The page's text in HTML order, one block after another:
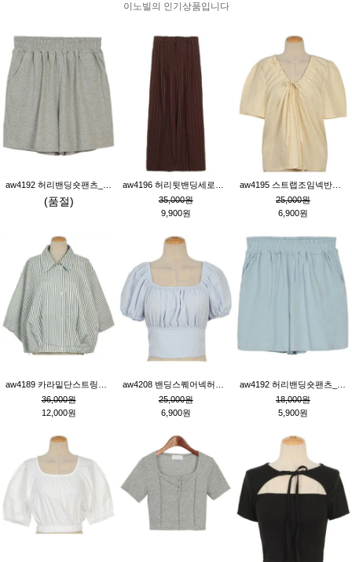
이노빌의 인기상품입니다
(품절)
35,000원
9,900원
25,000원
6,900원
36,000원
12,000원
25,000원
6,900원
18,000원
5,900원